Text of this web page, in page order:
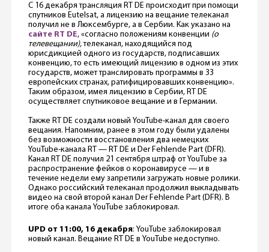
С 16 декабря трансляция RT DE происходит при помощи
спутников Eutelsat, а лицензию на вещание телеканал
получил не в Люксембурге, а в Сербии. Как указано на
сайте RT DE, «согласно положениям конвенции (о
телевещании),телеканал, находящийся под
юрисдикцией одного из государств, подписавших
конвенцию, то есть имеющий лицензию в одном из этих
государств, может транслировать программы в 33
европейских странах, ратифицировавших конвенцию».
Таким образом, имея лицензию в Сербии, RT DE
осуществляет спутниковое вещание и в Германии.
Также RT DE создали новый YouTube-канал для своего
вещания. Напомним, ранее в этом году были удалены
без возможности восстановления два немецких
YouTube-канала RT — RT DE и Der Fehlende Part (DFR).
Канал RT DE получил 21 сентября штраф от YouTube за
распространение фейков о коронавирусе — и в
течение недели ему запретили загружать новые ролики.
Однако российский телеканал продолжил выкладывать
видео на свой второй канал Der Fehlende Part (DFR). В
итоге оба канала YouTube заблокировал.
UPD от 11:00, 16 декабря: YouTube заблокировал
новый канал. Вещание RT DE в YouTube недоступно.